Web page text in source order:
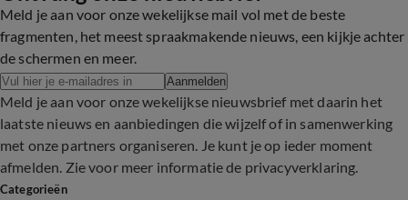
Meld je aan voor onze wekelijkse mail vol met de beste
fragmenten, het meest spraakmakende nieuws, een kijkje achter
de schermen en meer.
Aanmelden
Meld je aan voor onze wekelijkse nieuwsbrief met daarin het
laatste nieuws en aanbiedingen die wijzelf of in samenwerking
met onze partners organiseren. Je kunt je op ieder moment
afmelden. Zie voor meer informatie de privacyverklaring.
Categorieën